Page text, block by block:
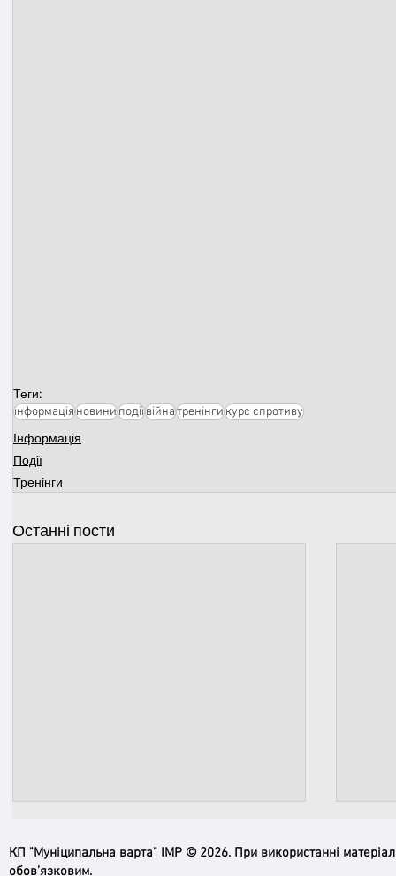
Теги:
інформаціяновиниподіївійнатренінгикурс спротиву
Інформація
Події
Тренінги
Останні пости
КП "Муніципальна варта" ІМР © 2026. При використанні
обов’язковим.